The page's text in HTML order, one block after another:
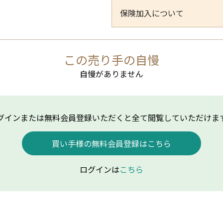
保険加入について
この売り手の自慢
自慢がありません
インまたは無料会員登録いただくと全て閲覧していただけま
買い手様の無料会員登録はこちら
ログインはこちら